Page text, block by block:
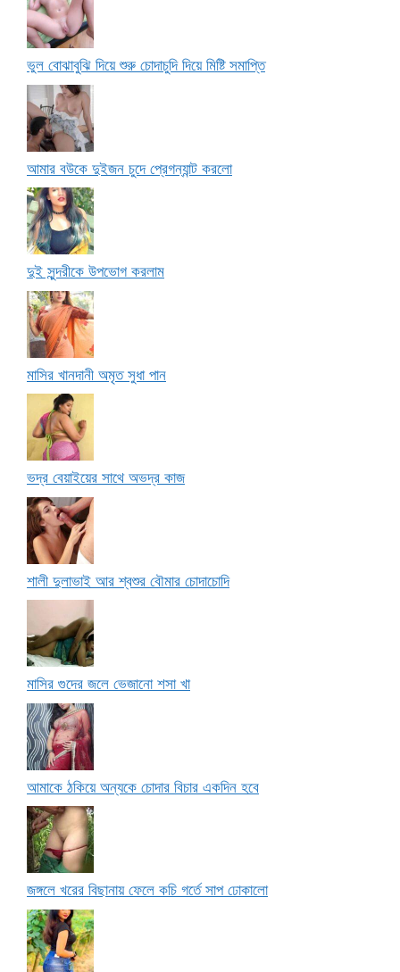
ভুল বোঝাবুঝি দিয়ে শুরু চোদাচুদি দিয়ে মিষ্টি সমাপ্তি
আমার বউকে দুইজন চুদে প্রেগন্যান্ট করলো
দুই সুন্দরীকে উপভোগ করলাম
মাসির খানদানী অমৃত সুধা পান
ভদ্র বেয়াইয়ের সাথে অভদ্র কাজ
শালী দুলাভাই আর শ্বশুর বৌমার চোদাচোদি
মাসির গুদের জলে ভেজানো শসা খা
আমাকে ঠকিয়ে অন্যকে চোদার বিচার একদিন হবে
জঙ্গলে খরের বিছানায় ফেলে কচি গর্তে সাপ ঢোকালো